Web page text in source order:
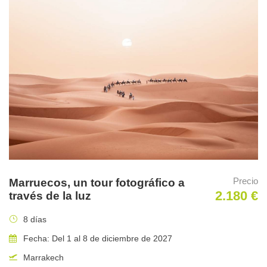
También aquí existe la posibilidad de toparse con bobcats,
En resumen, un circuito por las mejores instalaciones
Marruecos, un tour fotográfico a
través de la luz
Precio
2.180 €
8 días
Fecha: Del 1 al 8 de diciembre de 2027
Marrakech